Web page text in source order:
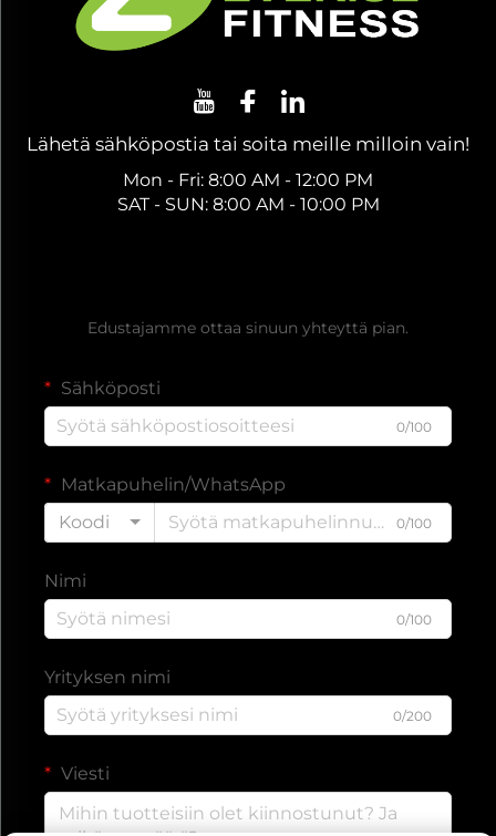
Lähetä sähköpostia tai soita meille milloin vain!
Mon - Fri: 8:00 AM - 12:00 PM
SAT - SUN: 8:00 AM - 10:00 PM
Edustajamme ottaa sinuun yhteyttä pian.
Sähköposti
0/100
Matkapuhelin/WhatsApp
Koodi
0/100
Nimi
0/100
Yrityksen nimi
0/200
Viesti